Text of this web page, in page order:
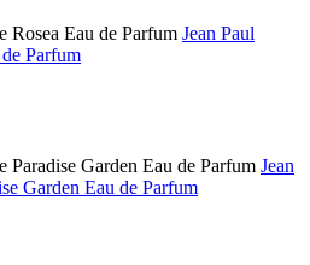
Jean Paul
Parfum
Jean
Garden Eau de Parfum